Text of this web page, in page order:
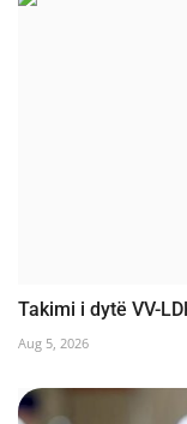
Takimi i dytë VV-
Aug 5, 2026